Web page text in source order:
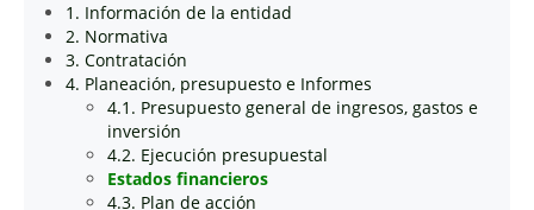
1. Información de la entidad
2. Normativa
3. Contratación
4. Planeación, presupuesto e Informes
4.1. Presupuesto general de ingresos, gastos e
inversión
4.2. Ejecución presupuestal
Estados financieros
4.3. Plan de acción